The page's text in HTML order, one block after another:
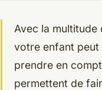
Avec la
votre enfant peut
prendre en
permettent de